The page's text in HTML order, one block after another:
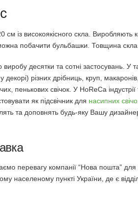
см із високоякісного скла.
побачити бульбашки. Товщина скла
виробу десятки та сотні застосувань. У
у декорі) різних дрібниць, круп,
пенькових свічок. У HoReCa
як підсвічник для насипних
та доповнять будь-яку Вашу
перевагу компанії “Нова пошта” для
населеному пункті України, де є